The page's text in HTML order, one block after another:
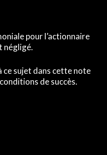
pour l’actionnaire
négligé.
sujet dans cette note
de succès.